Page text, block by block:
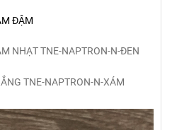
ĐẬM
NHẠTTNE-NAPTRON-N-ĐEN
TNE-NAPTRON-N-XÁM